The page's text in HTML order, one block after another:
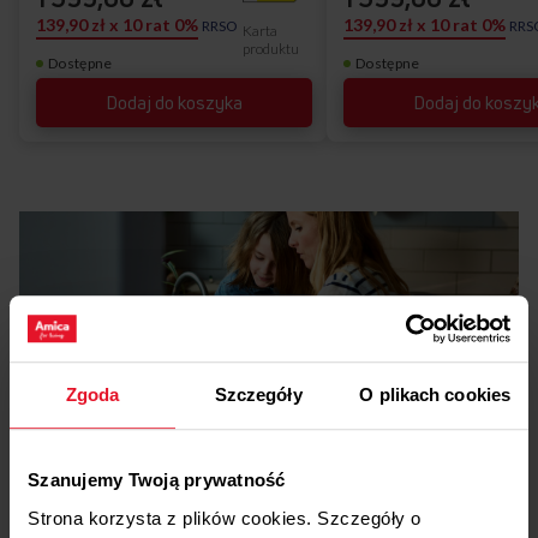
Zgoda Szczegóły O plikach cookies
Szanujemy Twoją prywatność
Strona korzysta z plików cookies. Szczegóły o
Dostępne
Dodaj do koszyka
Karta
produktu
139,90 zł x 10 rat 0% RRSO
Dostępne
Dodaj do
139,90 zł x 10 rat 0%
Etykieta energetyczna